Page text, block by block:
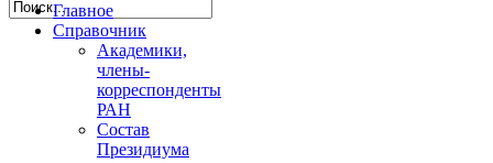
Главное
Справочник
Академики,
члены-
корреспонденты
РАН
Состав
Президиума